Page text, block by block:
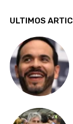
ULTIMOS